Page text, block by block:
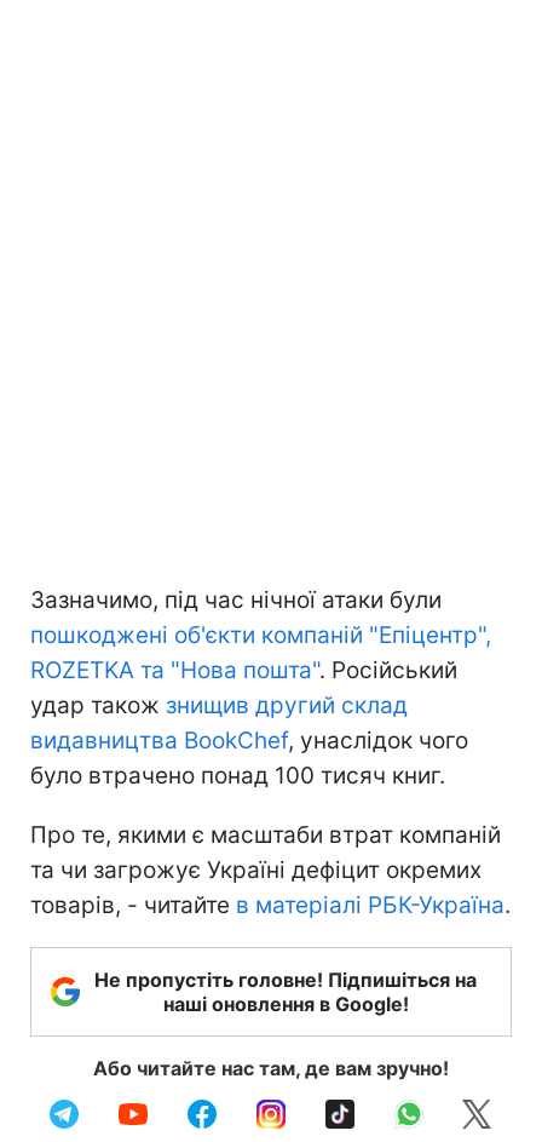
Зазначимо, під час нічної атаки були
пошкоджені об'єкти компаній "Епіцентр",
ROZETKA та "Нова пошта". Російський
удар також знищив другий склад
видавництва BookChef, унаслідок чого
було втрачено понад 100 тисяч книг.
Про те, якими є масштаби втрат компаній
та чи загрожує Україні дефіцит окремих
товарів, - читайте в матеріалі РБК-Україна.
Не пропустіть головне! Підпишіться на
наші оновлення в Google!
Або читайте нас там, де вам зручно!